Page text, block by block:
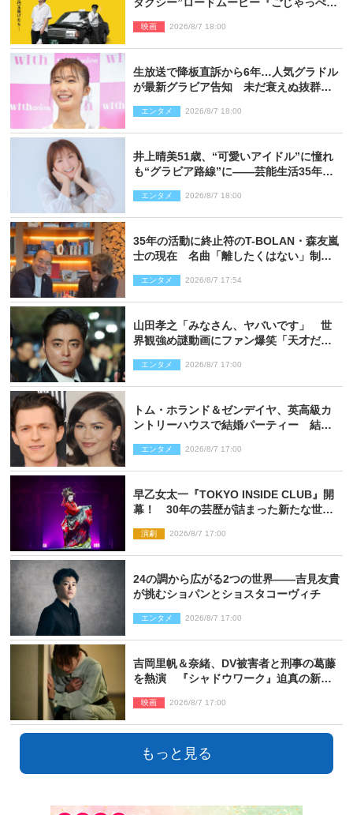
タクシー”ロードムービー『ごじゃっぺタ
映画 2026/8/7 18:00
生放送で降板直訴から6年…人気グラドル
が最新グラビア告知 未だ衰えぬ抜群ス
エンタメ 2026/8/7 18:00
井上晴美51歳、“可愛いアイドル”に憧れ
も“グラビア路線”に――芸能生活35年を
エンタメ 2026/8/7 18:00
35年の活動に終止符のT-BOLAN・森友嵐
士の現在 名曲「離したくはない」制作
エンタメ 2026/8/7 17:54
山田孝之「みなさん、ヤバいです」 世
界観強め謎動画にファン爆笑「天才だ
エンタメ 2026/8/7 17:00
トム・ホランド＆ゼンデイヤ、英高級カ
ントリーハウスで結婚パーティー 結婚
エンタメ 2026/8/7 17:00
早乙女太一『TOKYO INSIDE CLUB』開
幕！ 30年の芸歴が詰まった新たな世界
演劇 2026/8/7 17:00
24の調から広がる2つの世界――吉見友貴
が挑むショパンとショスタコーヴィチ
エンタメ 2026/8/7 17:00
吉岡里帆＆奈緒、DV被害者と刑事の葛藤
を熱演 『シャドウワーク』迫真の新場
映画 2026/8/7 17:00
もっと見る